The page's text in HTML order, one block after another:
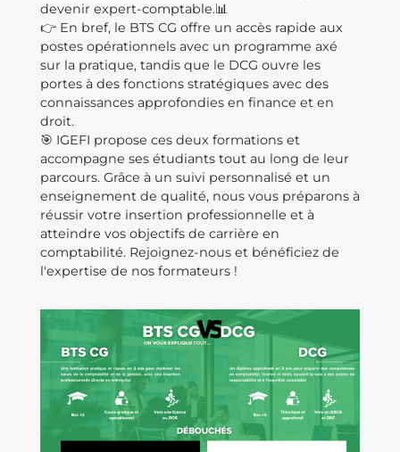
devenir expert-comptable.📊
👉 En bref, le BTS CG offre un accès rapide aux
postes opérationnels avec un programme axé
sur la pratique, tandis que le DCG ouvre les
portes à des fonctions stratégiques avec des
connaissances approfondies en finance et en
droit.
🎯 IGEFI propose ces deux formations et
accompagne ses étudiants tout au long de leur
parcours. Grâce à un suivi personnalisé et un
enseignement de qualité, nous vous préparons à
réussir votre insertion professionnelle et à
atteindre vos objectifs de carrière en
comptabilité. Rejoignez-nous et bénéficiez de
l'expertise de nos formateurs !